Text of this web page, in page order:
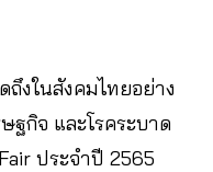
ถึงในสังคมไทยอย่าง
ฐกิจ และโรคระบาด
ประจำปี 2565